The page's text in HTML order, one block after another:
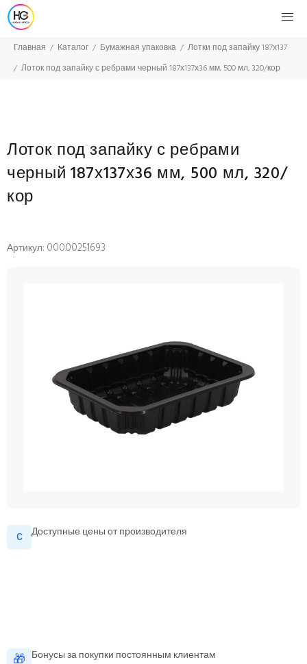
Главная Каталог Бумажная упаковка
Лотки под запайку 187х137
Лоток под запайку с ребрами черный 187х137х36 мм, 500 мл, 320/кор
Лоток под запайку с ребрами
черный 187х137х36 мм, 500 мл, 320/
кор
Артикул: 00000251693
с Доступные цены от производителя
Бонусы за покупки постоянным клиентам